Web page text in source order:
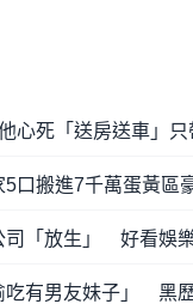
死「送房送車」只
口搬進7千萬蛋黃區
司「放生」 好看娛
吃有男友妹子」 黑